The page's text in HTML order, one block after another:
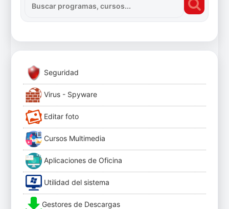
Seguridad
Virus - Spyware
Editar foto
Cursos Multimedia
Aplicaciones de Oficina
Utilidad del sistema
Gestores de Descargas